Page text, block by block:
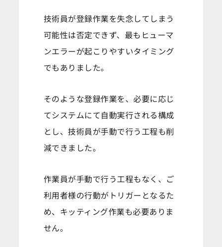
技術員が登録作業を失念してしまう
可能性は否定できず、最もヒューマ
ンエラーが起こりやすいタイミング
でもありました。
そのような登録作業を、必要に応じ
てシステムにて自動実行される構成
とし、技術員が手動で行う工程も削
減できました。
作業員が手動で行う工程もなく、ご
利用者様の行動がトリガーとなるた
め、キッティング作業も必要ありま
せん。